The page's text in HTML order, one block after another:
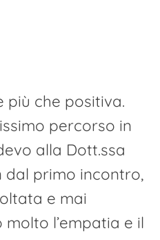
più che positiva.
percorso in
alla Dott.ssa
dal primo incontro,
e mai
l’empatia e il